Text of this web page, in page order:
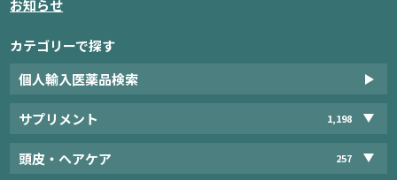
お知らせ
カテゴリーで探す
個人輸入医薬品検索
サプリメント 1,198
頭皮・ヘアケア 257